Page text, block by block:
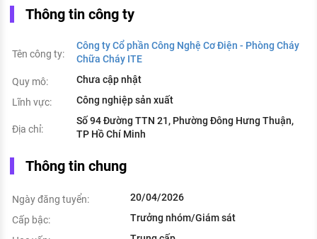
Thông tin công ty
Tên công ty:
Công ty Cổ phần Công Nghệ Cơ Điện - Phòng Cháy
Chữa Cháy ITE
Quy mô:
Chưa cập nhật
Lĩnh vực:
Công nghiệp sản xuất
Địa chỉ:
Số 94 Đường TTN 21, Phường Đông Hưng Thuận,
TP Hồ Chí Minh
Thông tin chung
Ngày đăng tuyển:
20/04/2026
Cấp bậc:
Trưởng nhóm/Giám sát